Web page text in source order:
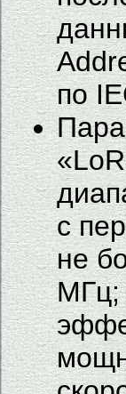
по
с
не
МГц;